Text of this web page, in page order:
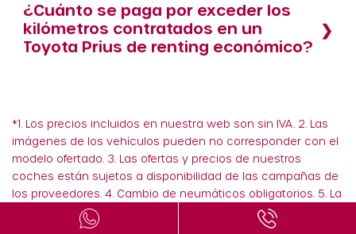
¿Cuánto se paga por exceder los
kilómetros contratados en un
Toyota Prius de renting económico?
*1. Los precios incluidos en nuestra web son sin IVA. 2. Las
imágenes de los vehículos pueden no corresponder con el
modelo ofertado. 3. Las ofertas y precios de nuestros
coches están sujetos a disponibilidad de las campañas de
los proveedores. 4. Cambio de neumáticos obligatorios. 5. La
información de está página web no es vinculante hasta la
formalización del contrato. 6. Para entrega a domicilio,